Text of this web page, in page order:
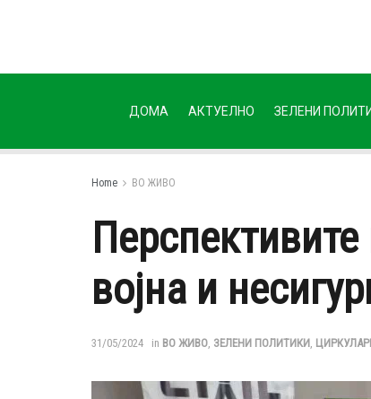
ДОМА АКТУЕЛНО ЗЕЛЕНИ
Home ВО ЖИВО
војна и
31/05/2024 in ВО ЖИВО, ЗЕЛЕНИ ПОЛИТИКИ,